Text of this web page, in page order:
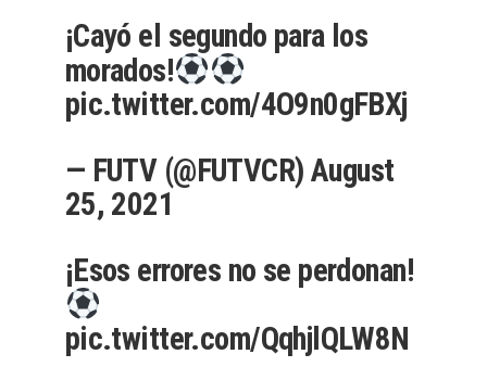
¡Cayó el segundo para los
morados!
pic.twitter.com/4O9n0gFBXj
— FUTV (@FUTVCR) August
25, 2021
¡Esos errores no se perdonan!
pic.twitter.com/QqhjlQLW8N